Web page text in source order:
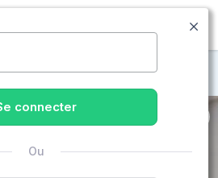
MENU
à Rouen
connecter
Ou